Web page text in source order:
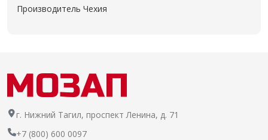
Производитель Чехия
г. Нижний Тагил, проспект Ленина, д. 71
+7 (800) 600 0097